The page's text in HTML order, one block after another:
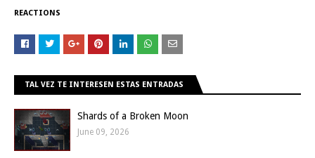
REACTIONS
TAL VEZ TE INTERESEN ESTAS ENTRADAS
Shards of a Broken Moon
June 09, 2026